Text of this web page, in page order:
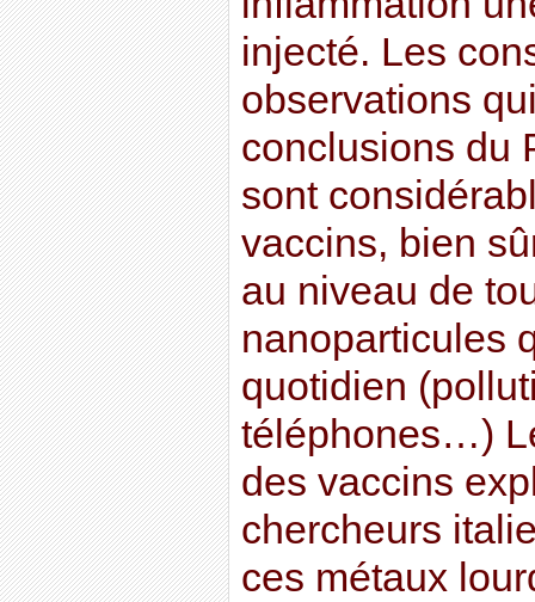
injecté. Les
observations
conclusions du
sont
vaccins, bien
au niveau de
nanoparticules
quotidien
téléphones…)
des vaccins
chercheurs
ces métaux